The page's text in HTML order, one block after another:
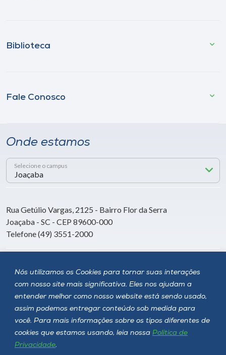
Nós utilizamos os Cookies para tornar suas interações
com nosso site mais significativa. Eles nos ajudam a
entender melhor como nosso website está sendo usado,
assim podemos entregar conteúdo sob medida para
você. Para mais informações sobre os tipos diferentes de
cookies que estamos usando, leia nossa Política de
Privacidade.
Biblioteca
Fale Conosco
Onde estamos
Selecione o campus
Rua Getúlio Vargas, 2125 - Bairro Flor da Serra
Joaçaba - SC - CEP 89600-000
Telefone (49) 3551-2000
Siga a Unoesc